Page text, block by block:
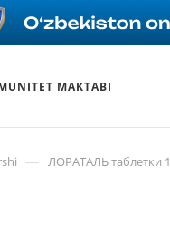
MAKTABI
— ЛОРАТАЛЬ таблетки